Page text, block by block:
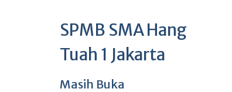
SPMB SMA Hang
Tuah 1 Jakarta
Masih Buka